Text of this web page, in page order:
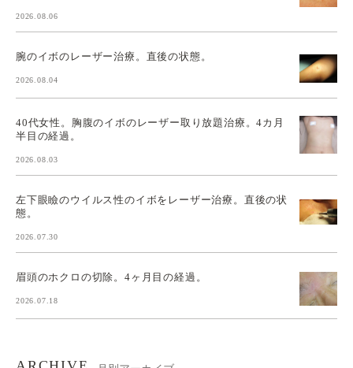
2026.08.06
腕のイボのレーザー治療。直後の状態。
2026.08.04
40代女性。胸腹のイボのレーザー取り放題治療。4カ月
半目の経過。
2026.08.03
左下眼瞼のウイルス性のイボをレーザー治療。直後の状
態。
2026.07.30
眉頭のホクロの切除。4ヶ月目の経過。
2026.07.18